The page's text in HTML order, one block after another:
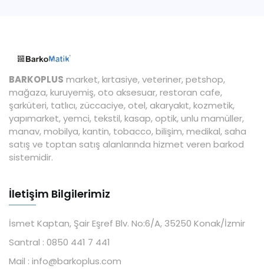
BARKOPLUS market, kırtasiye, veteriner, petshop,
mağaza, kuruyemiş, oto aksesuar, restoran cafe,
şarküteri, tatlıcı, züccaciye, otel, akaryakıt, kozmetik,
yapımarket, yemci, tekstil, kasap, optik, unlu mamüller,
manav, mobilya, kantin, tobacco, bilişim, medikal, saha
satış ve toptan satış alanlarında hizmet veren barkod
sistemidir.
İletişim Bilgilerimiz
İsmet Kaptan, Şair Eşref Blv. No:6/A, 35250 Konak/İzmir
Santral : 0850 441 7 441
Mail : info@barkoplus.com